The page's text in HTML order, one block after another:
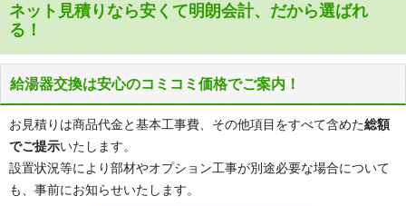
ネット見積りなら安くて明朗会計、だから選ばれ
る！
給湯器交換は安心のコミコミ価格でご案内！
お見積りは商品代金と基本工事費、その他項目をすべて含めた総額
でご提示いたします。
設置状況等により部材やオプション工事が別途必要な場合について
も、事前にお知らせいたします。